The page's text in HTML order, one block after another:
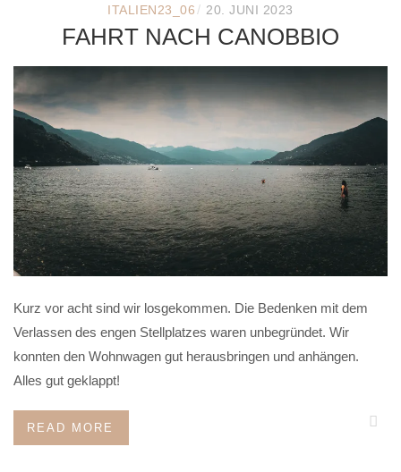
ITALIEN23_06 / 20. JUNI 2023
FAHRT NACH CANOBBIO
Kurz vor acht sind wir losgekommen. Die Bedenken mit dem
Verlassen des engen Stellplatzes waren unbegründet. Wir
konnten den Wohnwagen gut herausbringen und anhängen.
Alles gut geklappt!
READ MORE